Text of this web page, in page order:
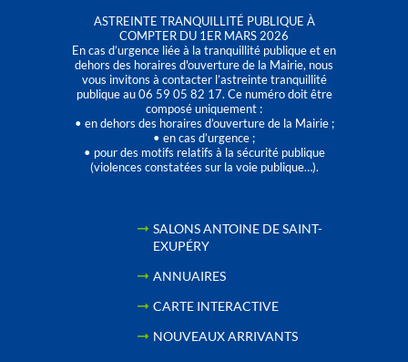
ASTREINTE TRANQUILLITÉ PUBLIQUE À
COMPTER DU 1ER MARS 2026
En cas d’urgence liée à la tranquillité publique et en
dehors des horaires d'ouverture de la Mairie, nous
vous invitons à contacter l’astreinte tranquillité
publique au 06 59 05 82 17. Ce numéro doit être
composé uniquement :
• en dehors des horaires d’ouverture de la Mairie ;
• en cas d’urgence ;
• pour des motifs relatifs à la sécurité publique
(violences constatées sur la voie publique…).
SALONS ANTOINE DE SAINT-
EXUPÉRY
ANNUAIRES
CARTE INTERACTIVE
NOUVEAUX ARRIVANTS